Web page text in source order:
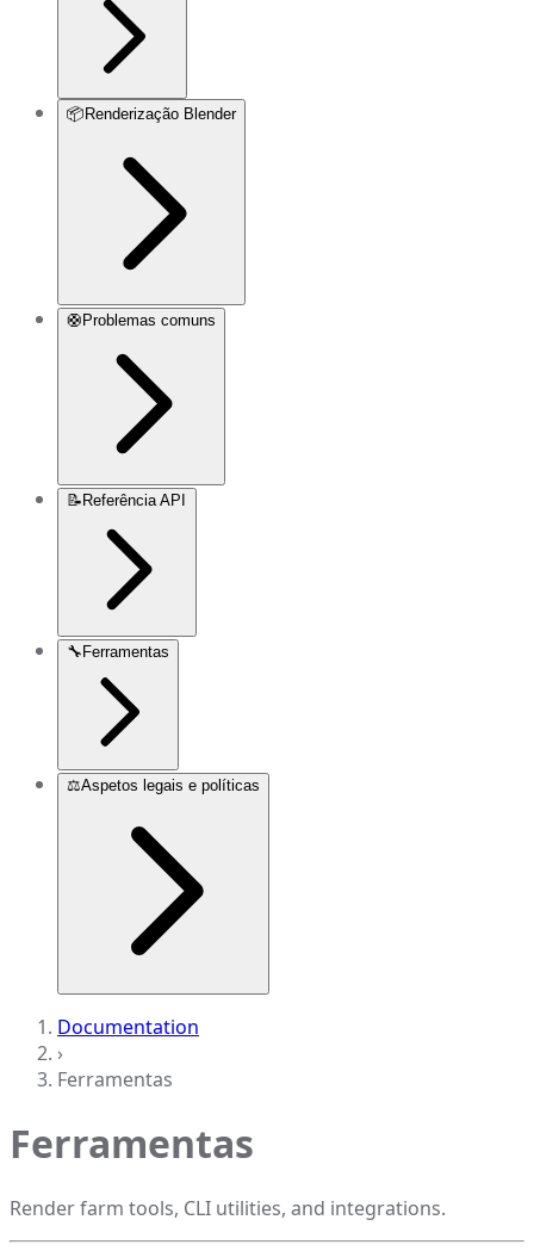
📦 Renderização Blender
🛟 Problemas comuns
📝 Referência API
🔧 Ferramentas
⚖️Aspetos legais e políticas
Documentation
›
Ferramentas
Ferramentas
Render farm tools, CLI utilities, and integrations.